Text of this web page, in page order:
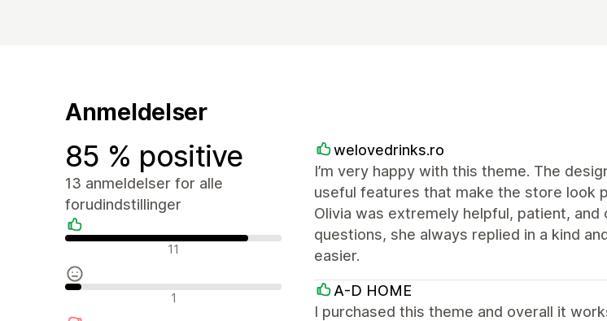
Anmeldelser
85 % positive
13 anmeldelser for alle
forudindstillinger
Positive anmeldelser
11
Neutrale anmeldelser
1
welovedrinks.ro
I’m very happy with this theme. The
useful features that make the store look
Olivia was extremely helpful, patient,
questions, she always replied in a kind
easier.
A-D HOME
I purchased this theme and overall it